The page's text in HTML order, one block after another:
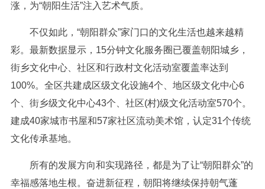
涨，为“朝阳生活”注入艺术气质。
不仅如此，“朝阳群众”家门口的文化生活也越来越精
彩。最新数据显示，15分钟文化服务圈已覆盖朝阳城乡，
街乡文化中心、社区和行政村文化活动室覆盖率达到
100%。全区共建成区级文化设施4个、地区级文化中心6
个、街乡级文化中心43个、社区(村)级文化活动室570个。
建成40家城市书屋和57家社区流动美术馆，认定31个传统
文化传承基地。
所有的发展方向和实现路径，都是为了让“朝阳群众”的
幸福感落地生根。奋进新征程，朝阳将继续保持朝气蓬